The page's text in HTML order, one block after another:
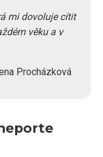
mi dovoluje cítit
věku a v
Procházková